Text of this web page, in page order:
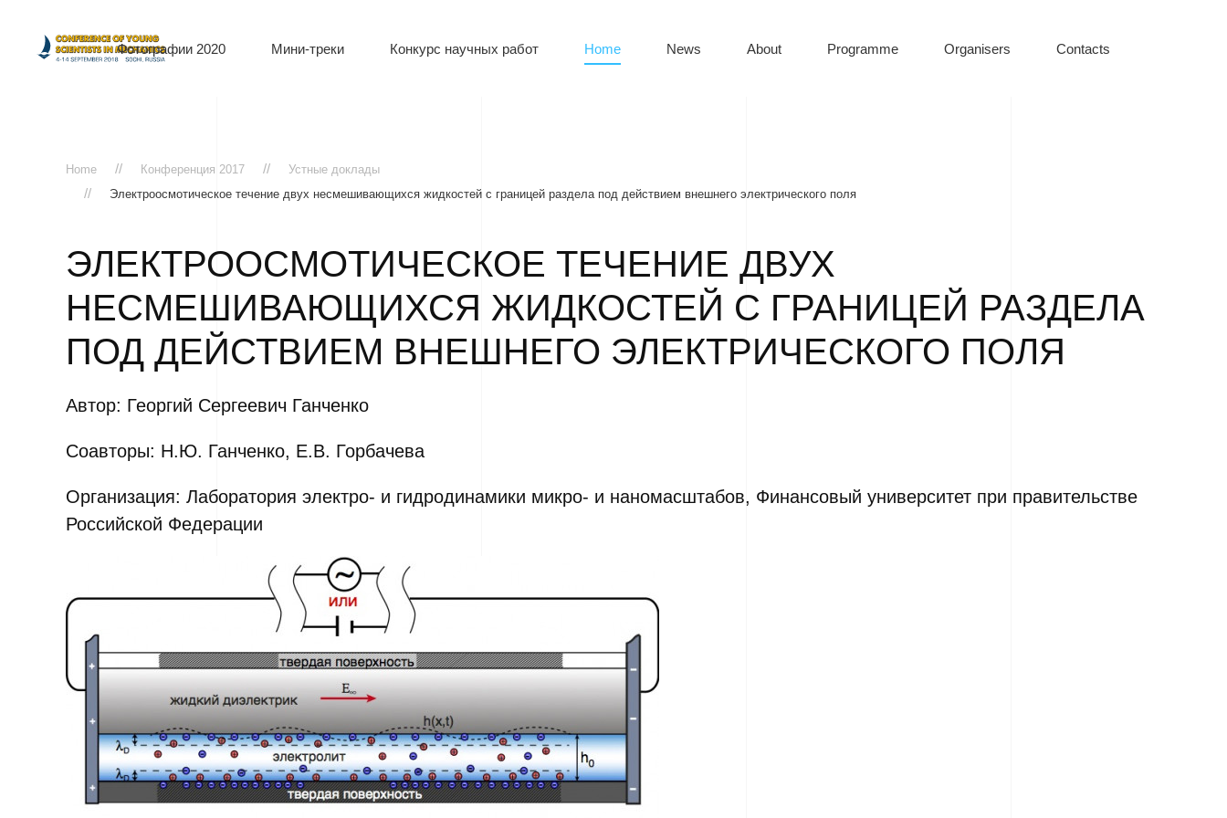
Фотографии 2020 Мини-треки Конкурс научных работ Home News About Programme Organisers Contacts
Home Конференция 2017
Устные доклады
Электроосмотическое течение двух несмешивающихся жидкостей с границей раздела под действием внешнего электрического поля
ЭЛЕКТРООСМОТИЧЕСКОЕ ТЕЧЕНИЕ ДВУХ
НЕСМЕШИВАЮЩИХСЯ ЖИДКОСТЕЙ С ГРАНИЦЕЙ РАЗДЕЛА
ПОД ДЕЙСТВИЕМ ВНЕШНЕГО ЭЛЕКТРИЧЕСКОГО ПОЛЯ
Автор: Георгий Сергеевич Ганченко
Соавторы: Н.Ю. Ганченко, Е.В. Горбачева
Организация: Лаборатория электро- и гидродинамики микро- и наномасштабов, Финансовый университет при правительстве
Российской Федерации